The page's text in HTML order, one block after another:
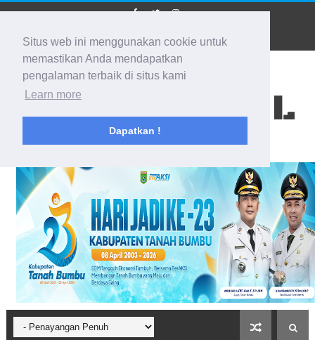
Situs web ini menggunakan cookie untuk
memastikan Anda mendapatkan
pengalaman terbaik di situs kami
Learn more
Dapatkan !
BIDIK KALSEL
Membidik Ke Segala Arah